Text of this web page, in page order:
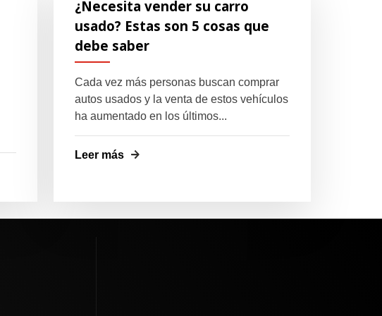
¿Necesita vender su carro
usado? Estas son 5 cosas que
debe saber
Cada vez más personas buscan comprar
autos usados y la venta de estos vehículos
ha aumentado en los últimos...
Leer más